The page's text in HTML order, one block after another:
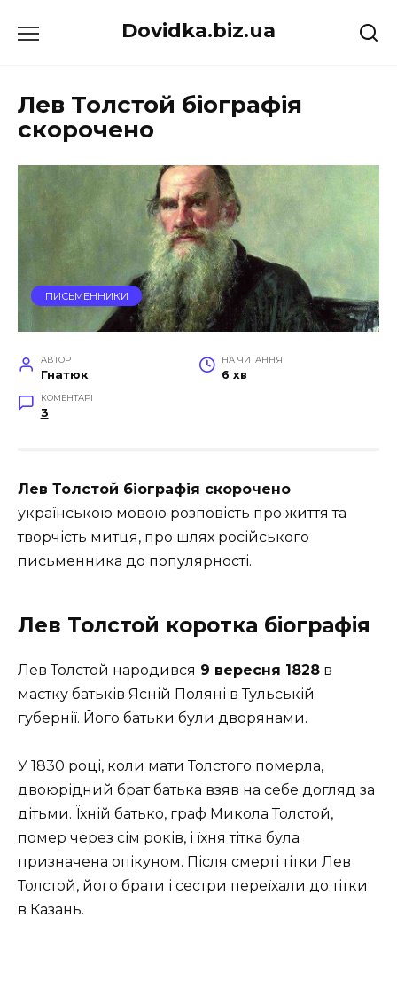
до
Dovidka.biz.ua
Лев Толстой біографія
скорочено
ПИСЬМЕННИКИ
АВТОР
Гнатюк
НА ЧИТАННЯ
6 хв
КОМЕНТАРІ
3
Лев Толстой біографія скорочено
українською мовою розповість про життя та
творчість митця, про шлях російського
письменника до популярності.
Лев Толстой коротка біографія
Лев Толстой народився 9 вересня 1828 в
маєтку батьків Ясній Поляні в Тульській
губернії. Його батьки були дворянами.
У 1830 році, коли мати Толстого померла,
двоюрідний брат батька взяв на себе догляд за
дітьми. Їхній батько, граф Микола Толстой,
помер через сім років, і їхня тітка була
призначена опікуном. Після смерті тітки Лев
Толстой, його брати і сестри переїхали до тітки
в Казань.